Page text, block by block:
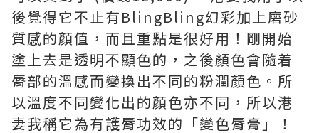
後覺得它不止有BlingBling幻彩加上磨砂
質感的顏值，而且重點是很好用！剛開始
塗上去是透明不顯色的，之後顏色會隨着
脣部的溫感而變換出不同的粉潤顏色。所
以溫度不同變化出的顏色亦不同，所以港
妻我稱它為有護脣功效的「變色脣膏」！